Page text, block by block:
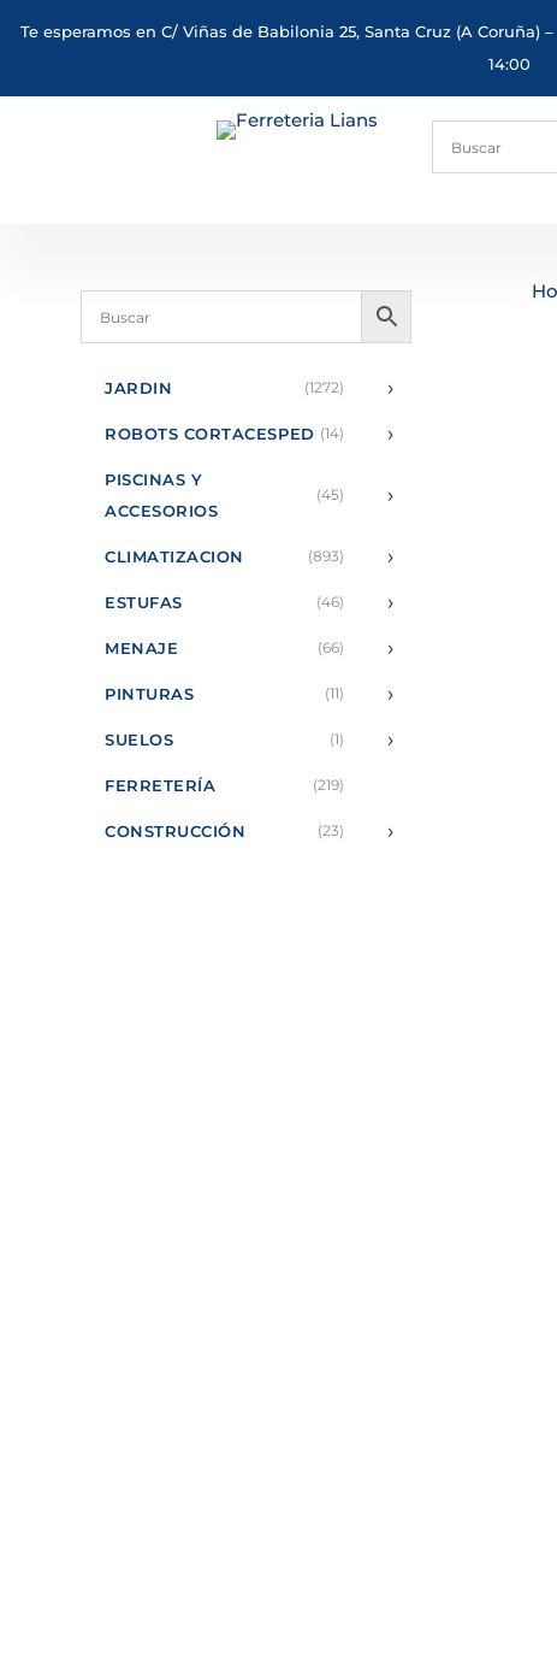
Te esperamos en C/ Viñas de Babilonia 25, Santa Cruz (A Coruña)
14:00
JARDIN (1272) ›
ROBOTS CORTACESPED (14) ›
PISCINAS Y
ACCESORIOS
(45) ›
CLIMATIZACION (893) ›
ESTUFAS (46) ›
MENAJE (66) ›
PINTURAS (11) ›
SUELOS (1) ›
FERRETERÍA (219)
CONSTRUCCIÓN (23) ›